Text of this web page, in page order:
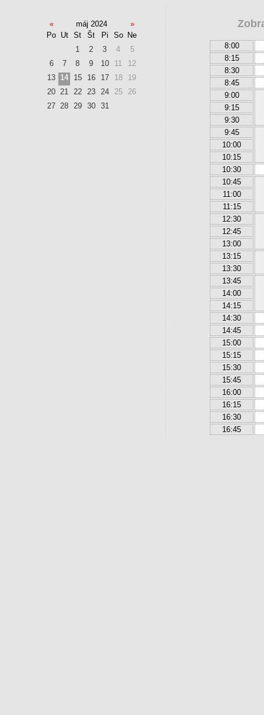
8:00
8:15
8:30
8:45
9:00
9:15
9:30
9:45
10:00
10:15
10:30
10:45
11:00
11:15
12:30
12:45
13:00
13:15
13:30
13:45
14:00
14:15
14:30
14:45
15:00
15:15
15:30
15:45
16:00
16:15
16:30
16:45
« máj 2024
»
Po Ut St Št Pi So
Ne
1
2 3 4
5
6
7 8 9 10 11
12
13 14 15 16 17 18
19
20 21 22 23 24 25
26
27 28 29 30 31